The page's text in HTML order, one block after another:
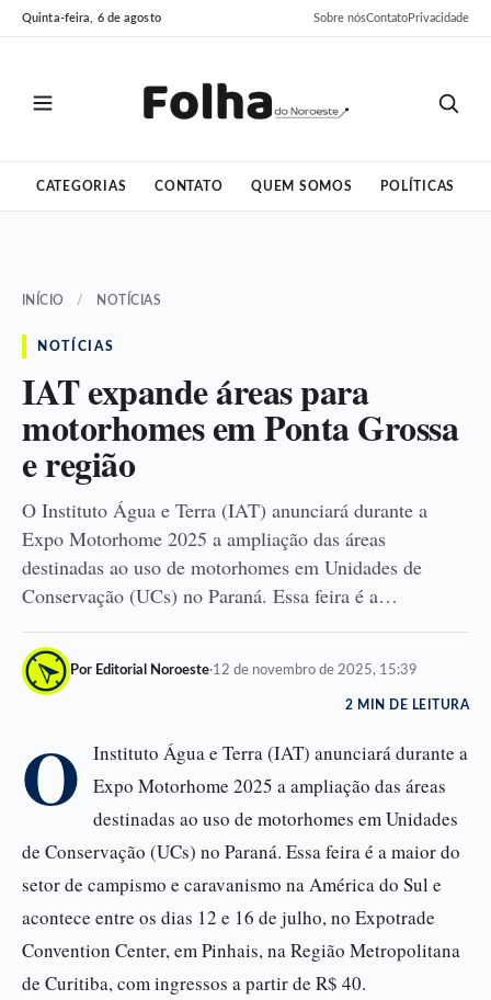
Pular
para
Pular
para
Quinta-feira, 6 de agosto Sobre nósContatoPrivacidade
CATEGORIAS CONTATO QUEM SOMOS POLÍTICAS
INÍCIO / NOTÍCIAS
NOTÍCIAS
IAT expande áreas para
motorhomes em Ponta Grossa
e região
O Instituto Água e Terra (IAT) anunciará durante a
Expo Motorhome 2025 a ampliação das áreas
destinadas ao uso de motorhomes em Unidades de
Conservação (UCs) no Paraná. Essa feira é a…
Por Editorial Noroeste·12 de novembro de 2025, 15:39
2 MIN DE LEITURA
O
Instituto Água e Terra (IAT) anunciará durante a
Expo Motorhome 2025 a ampliação das áreas
destinadas ao uso de motorhomes em Unidades
de Conservação (UCs) no Paraná. Essa feira é a maior do
setor de campismo e caravanismo na América do Sul e
acontece entre os dias 12 e 16 de julho, no Expotrade
Convention Center, em Pinhais, na Região Metropolitana
de Curitiba, com ingressos a partir de R$ 40.